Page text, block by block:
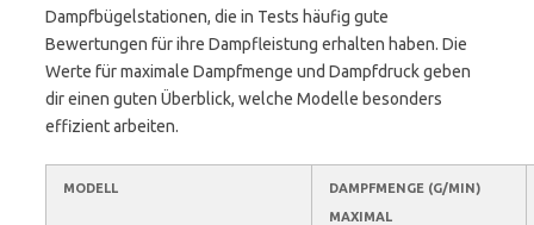
Dampfbügelstationen, die in Tests häufig gute
Bewertungen für ihre Dampfleistung erhalten haben. Die
Werte für maximale Dampfmenge und Dampfdruck geben
dir einen guten Überblick, welche Modelle besonders
effizient arbeiten.
MODELL
DAMPFMENGE (G/MIN)
MAXIMAL